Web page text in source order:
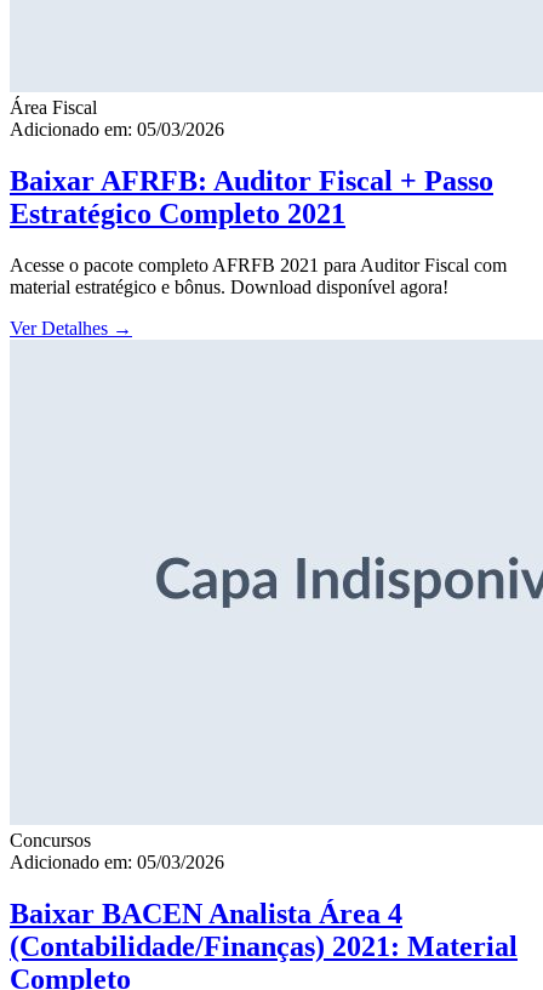
Área Fiscal
Adicionado em: 05/03/2026
Baixar AFRFB: Auditor Fiscal + Passo
Estratégico Completo 2021
Acesse o pacote completo AFRFB 2021 para Auditor Fiscal com
material estratégico e bônus. Download disponível agora!
Ver Detalhes →
Concursos
Adicionado em: 05/03/2026
Baixar BACEN Analista Área 4
(Contabilidade/Finanças) 2021: Material
Completo